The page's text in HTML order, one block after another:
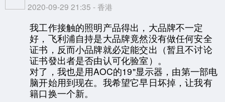
2020-09-29 21:35 - 香港
我工作接触的照明产品得出，大品牌不一定
好，飞利浦自持是大品牌竟然没有做任何安全
证书，反而小品牌就必定能交出（暂且不讨论
证书發出者是否由认可化验室）。
对了，我也是用AOC的19"显示器，由第一部电
脑开始用到现在。我希望它早日坏掉，让我有
籍口换一个新。